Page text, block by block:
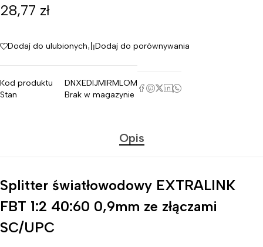
28,77 zł
Dodaj do ulubionych Dodaj do porównywania
Kod produktu
DNXEDIJMIRMLOM
Stan
Brak w magazynie
Opis
Splitter światłowodowy EXTRALINK
FBT 1:2 40:60 0,9mm ze złączami
SC/UPC